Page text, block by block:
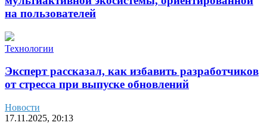
на пользователей
Технологии
Эксперт рассказал, как избавить разработчиков
от стресса при выпуске обновлений
Новости
17.11.2025, 20:13